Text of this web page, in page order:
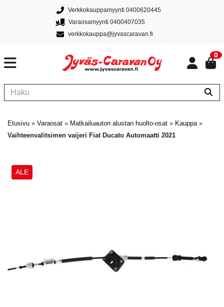
Verkkokauppamyynti 0400620445
Varaosamyynti 0400407035
verkkokauppa@jyvascaravan.fi
0
Etusivu » Varaosat » Matkailuauton alustan huolto-osat » Kauppa»
Vaihteenvalitsimen vaijeri Fiat Ducato Automaatti 2021
ALE